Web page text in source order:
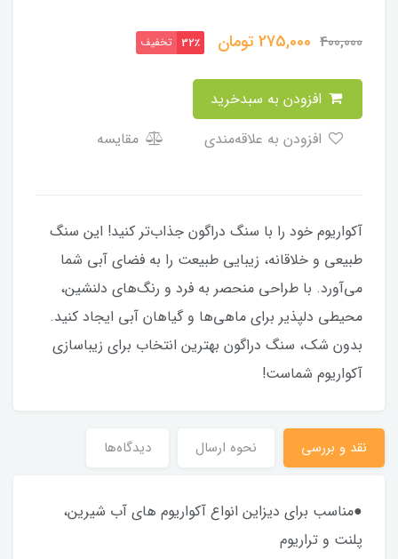
400,000
275,000تومان 32٪ تخفیف
مقایسه
آکواریوم خود را با سنگ دراگون جذاب‌تر کنید! این سنگ
طبیعی و خلاقانه، زیبایی طبیعت را به فضای آبی شما
می‌آورد. با طراحی منحصر به فرد و رنگ‌های دلنشین،
محیطی دلپذیر برای ماهی‌ها و گیاهان آبی ایجاد کنید.
بدون شک، سنگ دراگون بهترین انتخاب برای زیباسازی
آکواریوم شماست!
نقد و بررسی نحوه ارسال دیدگاه‌ها
●مناسب برای دیزاین انواع آکواریوم های آب شیرین،
پلنت و تراریوم